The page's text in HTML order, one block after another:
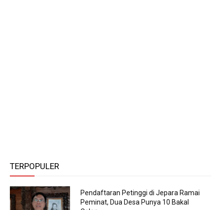
TERPOPULER
Pendaftaran Petinggi di Jepara Ramai
Peminat, Dua Desa Punya 10 Bakal